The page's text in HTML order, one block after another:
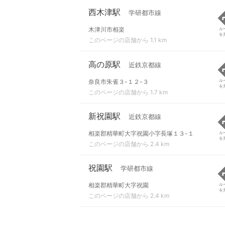
西木津駅 学研都市線
木津川市相楽
このページの店舗から 1.1 km
ル
を
高の原駅 近鉄京都線
奈良市朱雀３-１２-３
このページの店舗から 1.7 km
ル
を
新祝園駅 近鉄京都線
相楽郡精華町大字祝園小字長塚１３-１
このページの店舗から 2.4 km
ル
を
祝園駅 学研都市線
相楽郡精華町大字祝園
このページの店舗から 2.4 km
ル
を